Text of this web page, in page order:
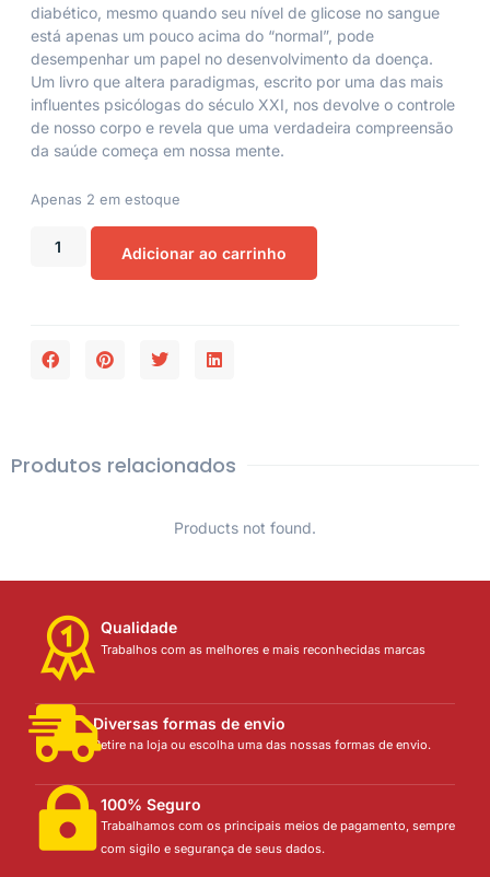
diabético, mesmo quando seu nível de glicose no sangue
está apenas um pouco acima do “normal”, pode
desempenhar um papel no desenvolvimento da doença.
Um livro que altera paradigmas, escrito por uma das mais
influentes psicólogas do século XXI, nos devolve o controle
de nosso corpo e revela que uma verdadeira compreensão
da saúde começa em nossa mente.
Apenas 2 em estoque
Adicionar ao carrinho
Produtos relacionados
Products not found.
Qualidade
Trabalhos com as melhores e mais reconhecidas marcas
Diversas formas de envio
Retire na loja ou escolha uma das nossas formas de envio.
100% Seguro
Trabalhamos com os principais meios de pagamento, sempre
com sigilo e segurança de seus dados.